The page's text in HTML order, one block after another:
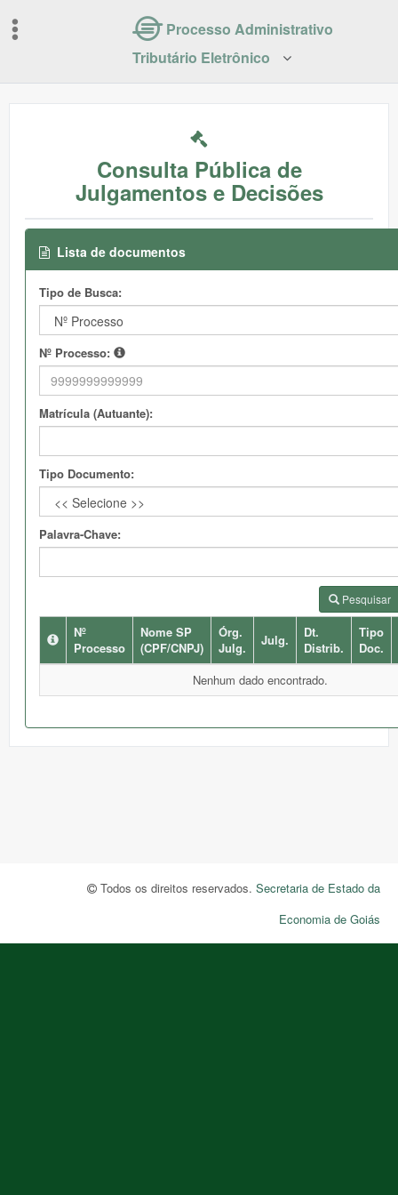
Processo Administrativo
Tributário Eletrônico
Consulta Pública de
Julgamentos e Decisões
Lista de documentos
Tipo de Busca:
Nº Processo:
Matrícula (Autuante):
Tipo Documento:
Palavra-Chave:
Pesquisar
Nº
Processo
Nome SP
(CPF/CNPJ)
Órg.
Julg.
Julg.
Dt.
Distrib.
Tipo
Doc.
Nenhum dado encontrado.
Todos os direitos reservados. Secretaria de Estado da
Economia de Goiás